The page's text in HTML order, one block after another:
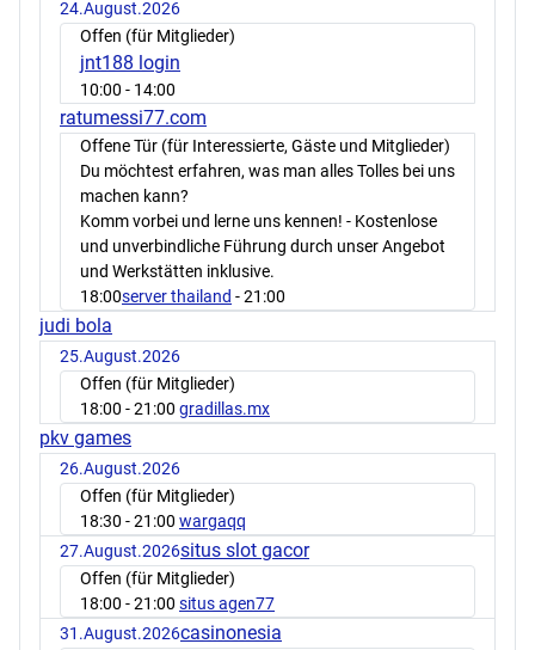
24.August.2026
Offen (für Mitglieder)
jnt188 login
10:00 - 14:00
ratumessi77.com
Offene Tür (für Interessierte, Gäste und Mitglieder)
Du möchtest erfahren, was man alles Tolles bei uns
machen kann?
Komm vorbei und lerne uns kennen! - Kostenlose
und unverbindliche Führung durch unser Angebot
und Werkstätten inklusive.
18:00server thailand - 21:00
judi bola
25.August.2026
Offen (für Mitglieder)
18:00 - 21:00 gradillas.mx
pkv games
26.August.2026
Offen (für Mitglieder)
18:30 - 21:00 wargaqq
27.August.2026situs slot gacor
Offen (für Mitglieder)
18:00 - 21:00 situs agen77
31.August.2026casinonesia